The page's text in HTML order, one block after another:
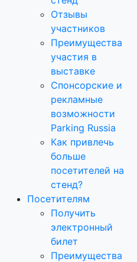
Отзывы
участников
Преимущества
участия в
выставке
Спонсорские и
рекламные
возможности
Parking Russia
Как привлечь
больше
посетителей на
стенд?
Посетителям
Получить
электронный
билет
Преимущества